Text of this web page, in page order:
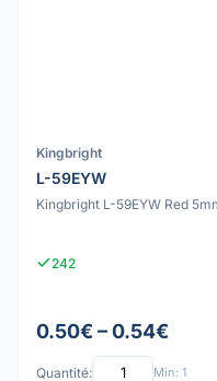
Kingbright
L-59EYW
Kingbright L-59EYW Red
242
0.50€ – 0.54€
Quantité: Min: 1